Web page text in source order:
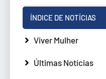
ÍNDICE DE NOTÍCIAS
Viver Mulher
Últimas Notícias